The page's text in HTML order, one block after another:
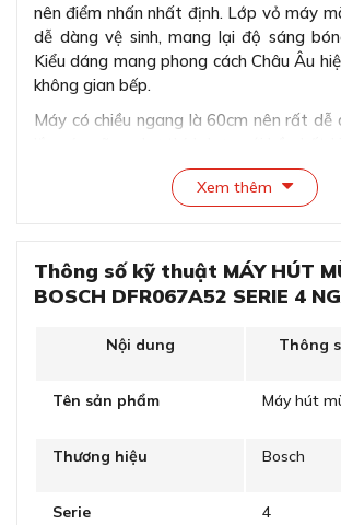
nên điểm nhấn nhất định. Lớp vỏ máy
dễ dàng vệ sinh, mang lại độ sáng
Kiểu dáng mang phong cách Châu Âu
không gian bếp.
Máy có chiều ngang là 60cm nên rất dễ
hiện nay. Đồng thời, kết hợp với đường
là 120mm hoặc 150mm tạo khả năng
Kiểu dáng âm tủ sang trọng, tạo sự
Xem thêm
Thông số kỹ thuật MÁY HÚT
BOSCH DFR067A52 SERIE 4
Nội dung Thông
Tên sản phẩm Máy hút
Thương hiệu Bosch
Serie 4